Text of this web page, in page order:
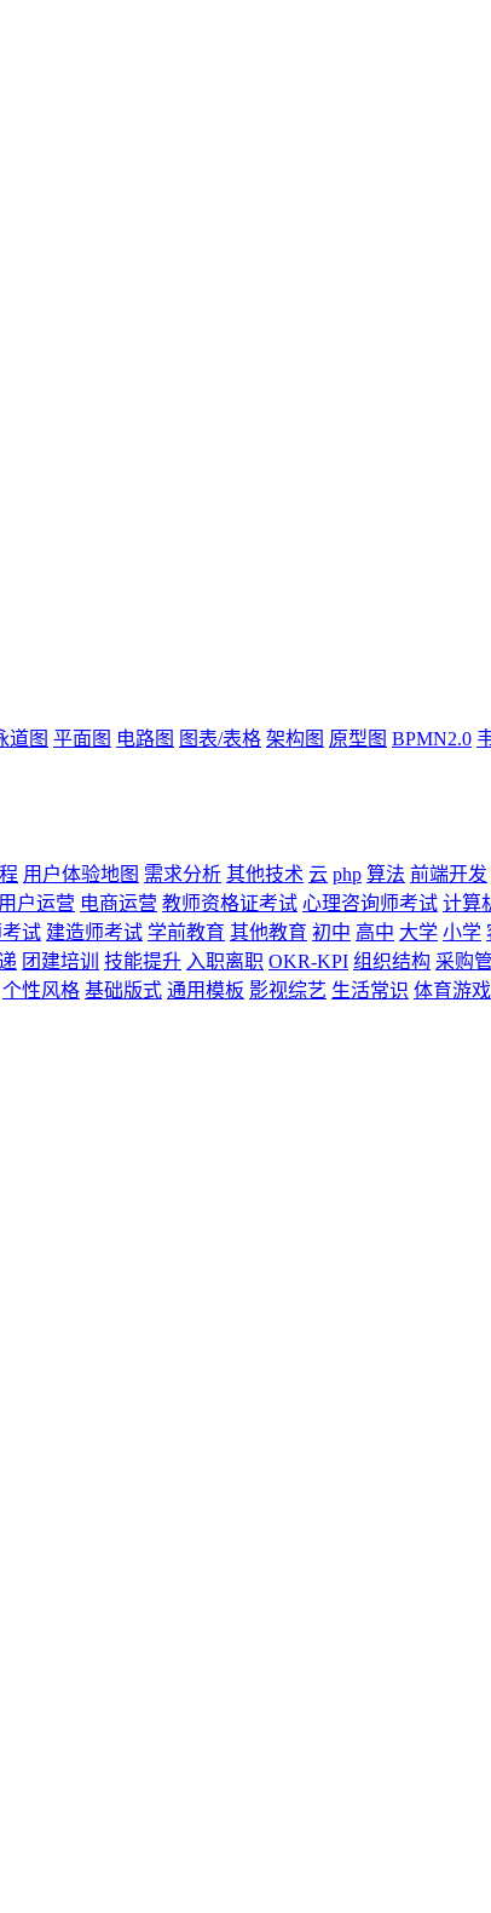
道图 平面图 电路图 图表/表格 架构图 原型图 BPMN2.0
用户体验地图 需求分析 其他技术 云 php 算法 前端开发
用户运营 电商运营 教师资格证考试 心理咨询师考试 计算
试 建造师考试 学前教育 其他教育 初中 高中 大学 小学
团建培训 技能提升 入职离职 OKR-KPI 组织结构 采购
个性风格 基础版式 通用模板 影视综艺 生活常识 体育游戏